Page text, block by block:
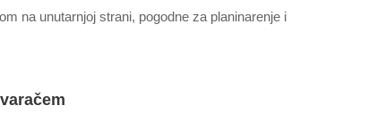
na unutarnjoj strani, pogodne za planinarenje i